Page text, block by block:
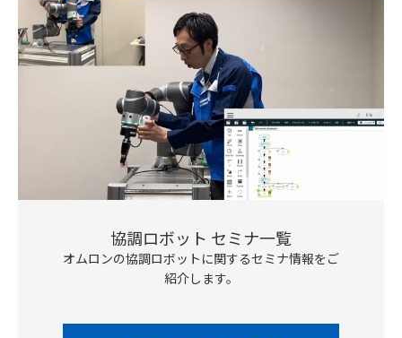
協調ロボット セミナ一覧
オムロンの協調ロボットに関するセミナ情報をご
紹介します。